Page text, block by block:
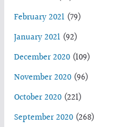
February 2021(79)
January 2021(92)
December 2020(109)
November 2020(96)
October 2020(221)
September 2020(268)